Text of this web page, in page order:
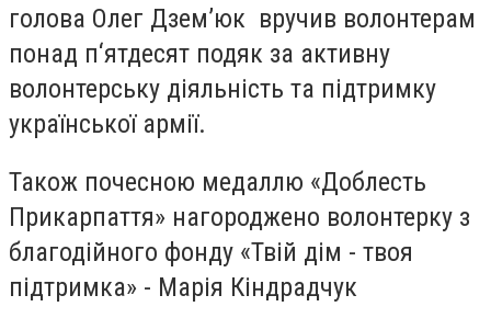
голова Олег Дзем’юк вручив волонтерам
понад п‘ятдесят подяк за активну
волонтерську діяльність та підтримку
української армії.
Також почесною медаллю «Доблесть
Прикарпаття» нагороджено волонтерку з
благодійного фонду «Твій дім - твоя
підтримка» - Марія Кіндрадчук